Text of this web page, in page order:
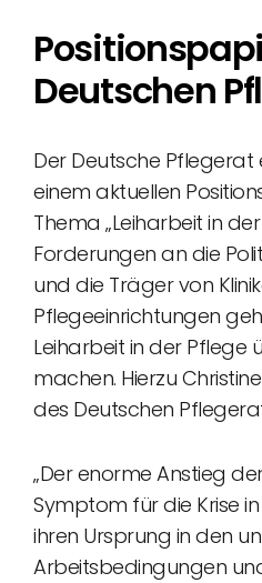
Deutschen
Der Deutsche Pflegerat
einem aktuellen
Thema „Leiharbeit in der
Forderungen an die
und die Träger von
Pflegeeinrichtungen
Leiharbeit in der Pflege
machen. Hierzu
des Deutschen
„Der enorme Anstieg
Symptom für die Krise
ihren Ursprung in den
Arbeitsbedingungen